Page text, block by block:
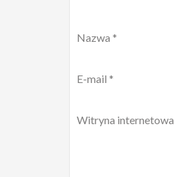
Nazwa *
E-mail *
Witryna internetowa